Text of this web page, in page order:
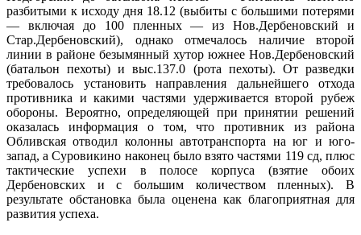
разбитыми к исходу дня 18.12 (выбиты с большими потерями
— включая до 100 пленных — из Нов.Дербеновский и
Стар.Дербеновский), однако отмечалось наличие второй
линии в районе безымянный хутор южнее Нов.Дербеновский
(батальон пехоты) и выс.137.0 (рота пехоты). От разведки
требовалось установить направления дальнейшего отхода
противника и какими частями удерживается второй рубеж
обороны. Вероятно, определяющей при принятии решений
оказалась информация о том, что противник из района
Обливская отводил колонны автотранспорта на юг и юго-
запад, а Суровикино наконец было взято частями 119 сд, плюс
тактические успехи в полосе корпуса (взятие обоих
Дербеновских и с большим количеством пленных). В
результате обстановка была оценена как благоприятная для
развития успеха.